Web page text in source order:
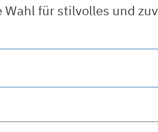
Wahl für stilvolles und